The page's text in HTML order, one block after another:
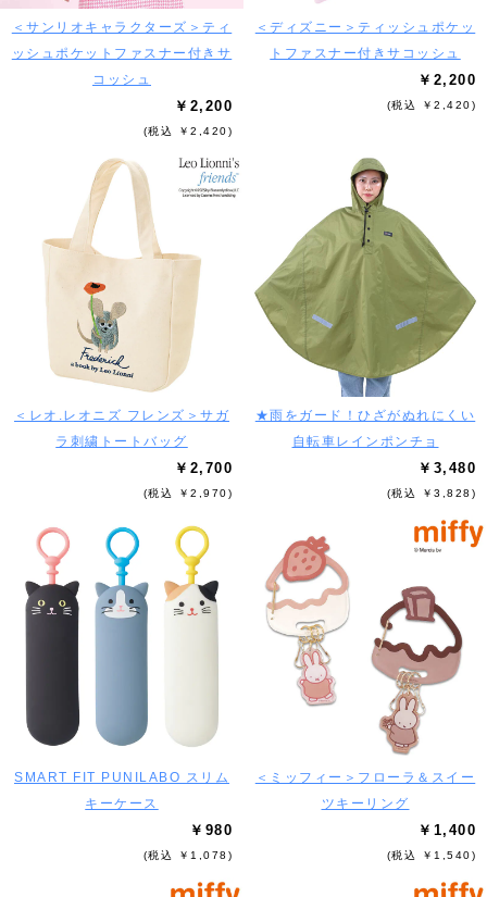
＜サンリオキャラクターズ＞ティ
ッシュポケットファスナー付きサ
コッシュ
￥2,200
(税込 ￥2,420)
＜ディズニー＞ティッシュポケッ
トファスナー付きサコッシュ
￥2,200
(税込 ￥2,420)
＜レオ.レオニズ フレンズ＞サガ
ラ刺繍トートバッグ
￥2,700
(税込 ￥2,970)
★雨をガード！ひざがぬれにくい
自転車レインポンチョ
￥3,480
(税込 ￥3,828)
SMART FIT PUNILABO スリム
キーケース
￥980
(税込 ￥1,078)
＜ミッフィー＞フローラ＆スイー
ツキーリング
￥1,400
(税込 ￥1,540)